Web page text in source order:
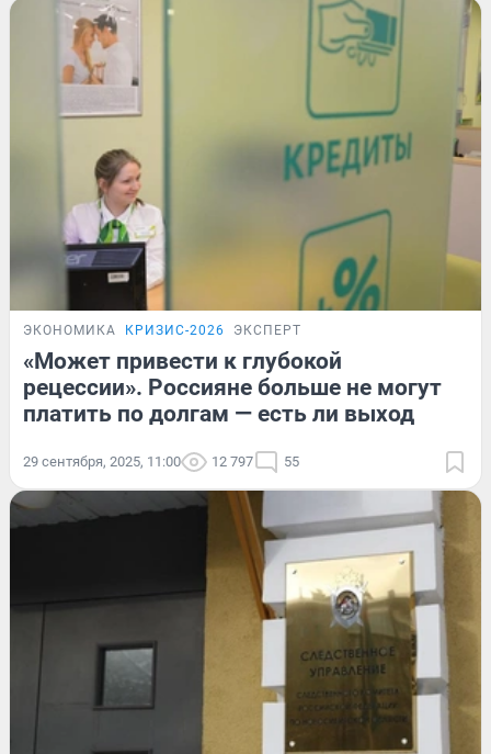
ЭКОНОМИКА КРИЗИС-2026 ЭКСПЕРТ
«Может привести к глубокой
рецессии». Россияне больше не могут
платить по долгам — есть ли выход
29 сентября, 2025, 11:00 12 797 55